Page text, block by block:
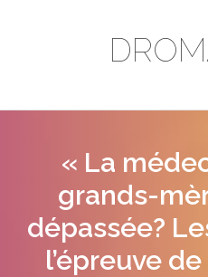
« La
grands-
dépassée?
l’épreuve